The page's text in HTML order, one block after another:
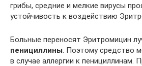
грибы, средние и мелкие вирусы
устойчивость к воздействию
Больные переносят Эритромицин
пенициллины. Поэтому средство
в случае аллергии к пенициллинам.